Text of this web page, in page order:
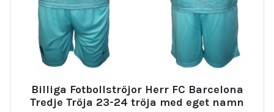
Billiga Fotbollströjor Herr FC Barcelona
Tredje Tröja 23-24 tröja med eget namn